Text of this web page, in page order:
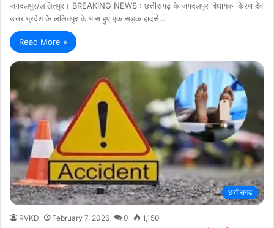
जगदलपुर/ललितपुर। BREAKING NEWS : छत्तीसगढ़ के जगदलपुर विधायक किरण देव
उत्तर प्रदेश के ललितपुर के पास हुए एक सड़क हादसे…
Read More »
छत्तीसगढ़
RVKD February 7, 2026 0 1,150